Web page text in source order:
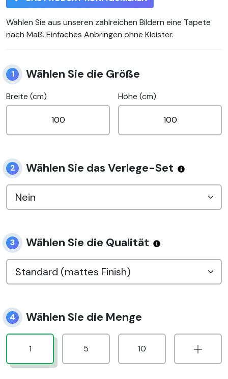
Wählen Sie aus unseren zahlreichen Bildern eine Tapete
nach Maß. Einfaches Anbringen ohne Kleister.
1 Wählen Sie die Größe
Breite (cm) Höhe (cm)
2 Wählen Sie das Verlege-Set
3 Wählen Sie die Qualität
4 Wählen Sie die Menge
1 5 10